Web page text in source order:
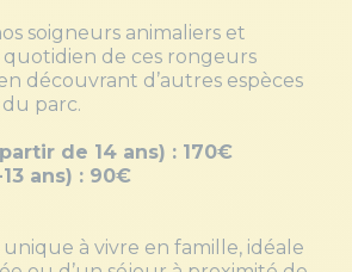
soigneurs animaliers et
de ces rongeurs
découvrant d’autres espèces
parc.
de 14 ans) : 170€
ans) : 90€
à vivre en famille, idéale